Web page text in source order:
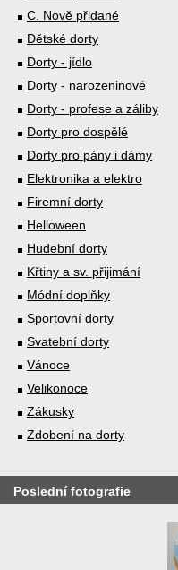
C. Nově přidané
Dětské dorty
Dorty - jídlo
Dorty - narozeninové
Dorty - profese a záliby
Dorty pro dospělé
Dorty pro pány i dámy
Elektronika a elektro
Firemní dorty
Helloween
Hudební dorty
Křtiny a sv. přijimání
Módní doplňky
Sportovní dorty
Svatební dorty
Vánoce
Velikonoce
Zákusky
Zdobení na dorty
Poslední fotografie